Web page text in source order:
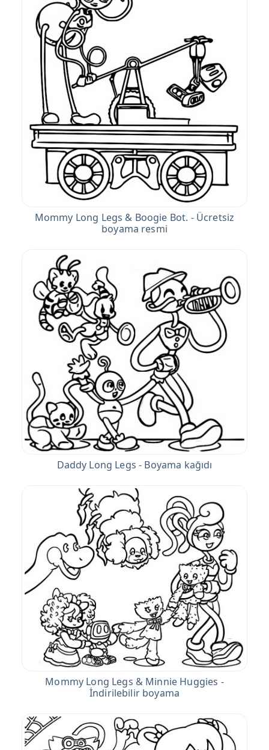
Mommy Long Legs & Boogie Bot. - Ücretsiz
boyama resmi
Daddy Long Legs - Boyama kağıdı
Mommy Long Legs & Minnie Huggies -
İndirilebilir boyama